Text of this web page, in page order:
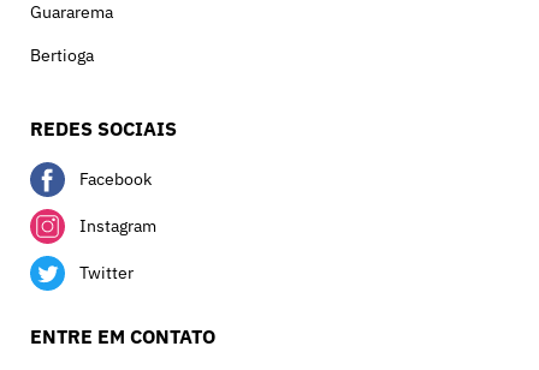
Guararema
Bertioga
REDES SOCIAIS
Facebook
Instagram
Twitter
ENTRE EM CONTATO